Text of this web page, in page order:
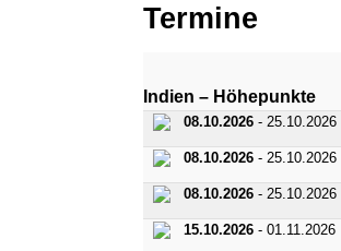
Termine
Indien – Höhepunkte
08.10.2026- 25.10.2026
08.10.2026- 25.10.2026
08.10.2026- 25.10.2026
15.10.2026- 01.11.2026